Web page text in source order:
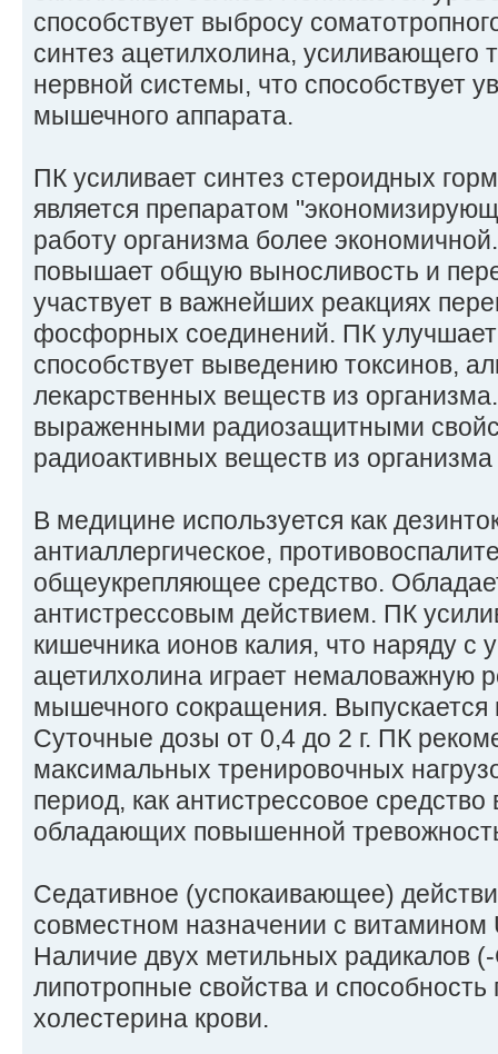
способствует выбросу
синтез ацетилхолина, усиливающего
нервной системы, что способствует
мышечного аппарата.
ПК усиливает синтез стероидных
является препаратом
работу организма более
повышает общую выносливость и
участвует в важнейших реакциях
фосфорных соединений. ПК улучшает
способствует выведению токсинов,
лекарственных веществ из
выраженными радиозащитными
радиоактивных веществ из
В медицине используется как
антиаллергическое,
общеукрепляющее средство.
антистрессовым действием. ПК
кишечника ионов калия, что наряду с
ацетилхолина играет немаловажную
мышечного сокращения. Выпускается
Суточные дозы от 0,4 до 2 г. ПК
максимальных тренировочных
период, как антистрессовое
обладающих повышенной
Седативное (успокаивающее)
совместном назначении с витамином
Наличие двух метильных радикалов
липотропные свойства и способность
холестерина крови.